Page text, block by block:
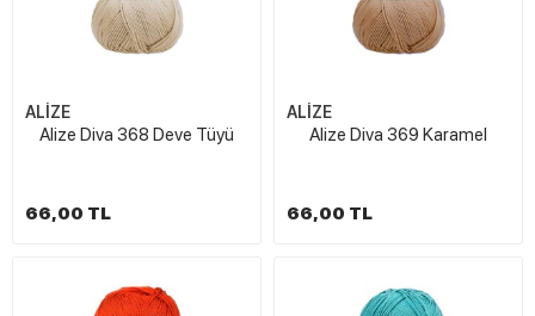
ALİZE
Alize Diva 368 Deve Tüyü
66,00 TL
ALİZE
Alize Diva 369 Karamel
66,00 TL